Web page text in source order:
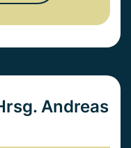
Andreas